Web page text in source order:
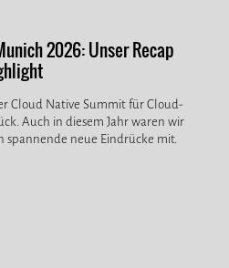
2026: Unser Recap
Cloud Native Summit für Cloud-
Auch in diesem Jahr waren wir
neue Eindrücke mit.